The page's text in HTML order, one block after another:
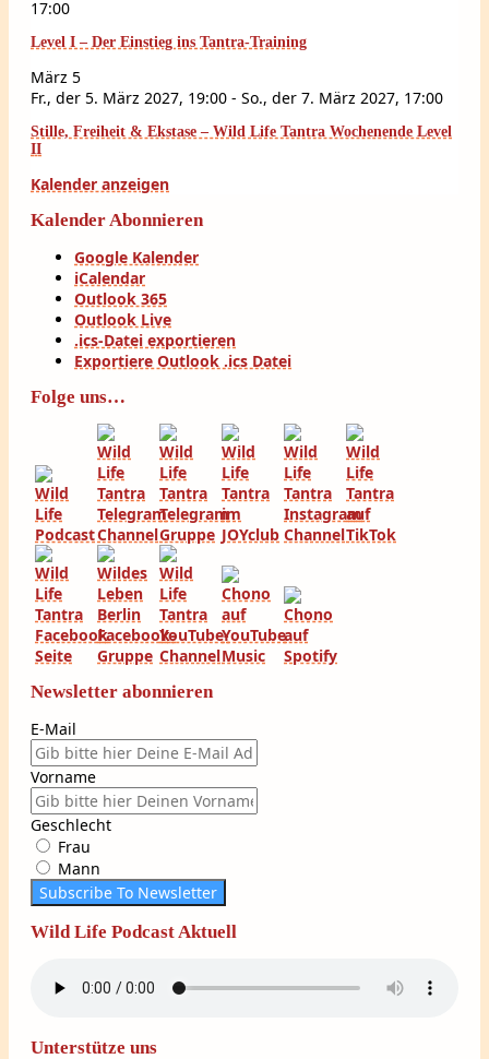
17:00
Level I – Der Einstieg ins Tantra-Training
März 5
Fr., der 5. März 2027, 19:00 - So., der 7. März 2027, 17:00
Stille, Freiheit & Ekstase – Wild Life Tantra Wochenende Level
II
Kalender anzeigen
Kalender Abonnieren
Google Kalender
iCalendar
Outlook 365
Outlook Live
.ics-Datei exportieren
Exportiere Outlook .ics Datei
Folge uns…
Newsletter abonnieren
E-Mail
Vorname
Geschlecht
Frau
Mann
Subscribe To Newsletter
Wild Life Podcast Aktuell
Unterstütze uns